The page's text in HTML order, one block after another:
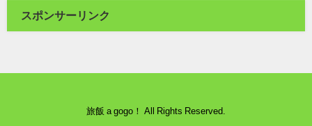
スポンサーリンク
旅飯 a gogo！ All Rights Reserved.